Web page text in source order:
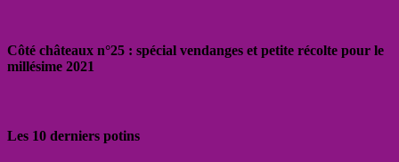
Côté châteaux n°25 : spécial vendanges et petite récolte pour le
millésime 2021
Les 10 derniers potins